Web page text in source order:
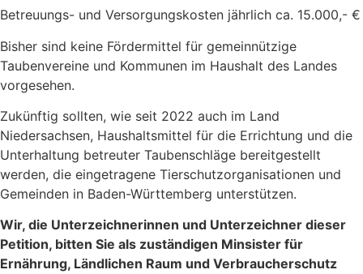
Betreuungs- und Versorgungskosten jährlich ca. 15.000,- €
Bisher sind keine Fördermittel für gemeinnützige
Taubenvereine und Kommunen im Haushalt des Landes
vorgesehen.
Zukünftig sollten, wie seit 2022 auch im Land
Niedersachsen, Haushaltsmittel für die Errichtung und die
Unterhaltung betreuter Taubenschläge bereitgestellt
werden, die eingetragene Tierschutzorganisationen und
Gemeinden in Baden-Württemberg unterstützen.
Wir, die Unterzeichnerinnen und Unterzeichner dieser
Petition, bitten Sie als zuständigen Minsister für
Ernährung, Ländlichen Raum und Verbraucherschutz